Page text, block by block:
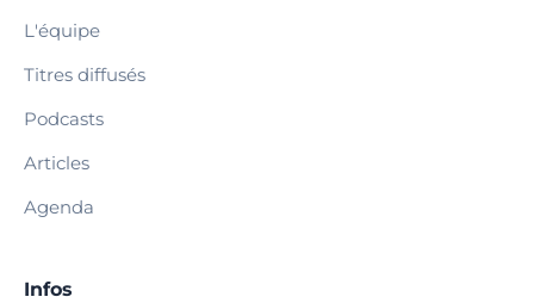
L'équipe
Titres diffusés
Podcasts
Articles
Agenda
Infos